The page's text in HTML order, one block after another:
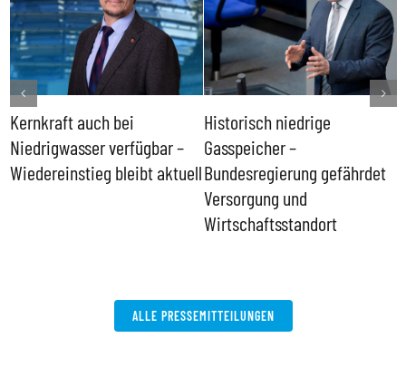
Kernkraft auch bei
Niedrigwasser verfügbar –
Wiedereinstieg bleibt aktuell
Historisch niedrige
Gasspeicher –
Bundesregierung gefährdet
Versorgung und
Wirtschaftsstandort
ALLE PRESSEMITTEILUNGEN